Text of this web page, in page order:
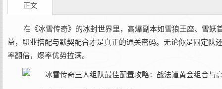
正文
在《冰雪传奇》的冰封世界里，高爆副本如雪狼王座、雪
益，职业搭配与默契配合才是真正的通关密码。无论你是固定队
率翻倍，爆率优势拉满。